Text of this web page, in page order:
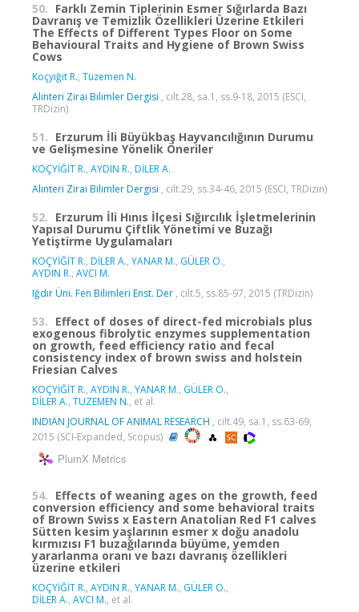
50. Farklı Zemin Tiplerinin Esmer Sığırlarda Bazı
Davranış ve Temizlik Özellikleri Üzerine Etkileri
The Effects of Different Types Floor on Some
Behavioural Traits and Hygiene of Brown Swiss
Cows
Koçyiğit R., Tüzemen N.
Alınteri Zirai Bilimler Dergisi , cilt.28, sa.1, ss.9-18, 2015 (ESCI,
TRDizin)
51. Erzurum İli Büyükbaş Hayvancılığının Durumu
ve Gelişmesine Yönelik Öneriler
KOÇYİĞİT R., AYDIN R., DİLER A.
Alınteri Zirai Bilimler Dergisi , cilt.29, ss.34-46, 2015 (ESCI, TRDizin)
52. Erzurum İli Hınıs İlçesi Sığırcılık İşletmelerinin
Yapısal Durumu Çiftlik Yönetimi ve Buzağı
Yetiştirme Uygulamaları
KOÇYİĞİT R., DİLER A., YANAR M., GÜLER O.,
AYDIN R., AVCI M.
Iğdır Üni. Fen Bilimleri Enst. Der , cilt.5, ss.85-97, 2015 (TRDizin)
53. Effect of doses of direct-fed microbials plus
exogenous fibrolytic enzymes supplementation
on growth, feed efficiency ratio and fecal
consistency index of brown swiss and holstein
Friesian Calves
KOÇYİĞİT R., AYDIN R., YANAR M., GÜLER O.,
DİLER A., TUZEMEN N., et al.
INDIAN JOURNAL OF ANIMAL RESEARCH , cilt.49, sa.1, ss.63-69,
2015 (SCI-Expanded, Scopus)
PlumX Metrics
54. Effects of weaning ages on the growth, feed
conversion efficiency and some behavioral traits
of Brown Swiss x Eastern Anatolian Red F1 calves
Sütten kesim yaşlarının esmer x doğu anadolu
kırmızısı F1 buzağılarında büyüme, yemden
yararlanma oranı ve bazı davranış özellikleri
üzerine etkileri
KOÇYİĞİT R., AYDIN R., YANAR M., GÜLER O.,
DİLER A., AVCI M., et al.